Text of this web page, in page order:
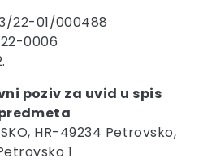
22-01/000488
0006
poziv za uvid u spis
HR-49234 Petrovsko,
1